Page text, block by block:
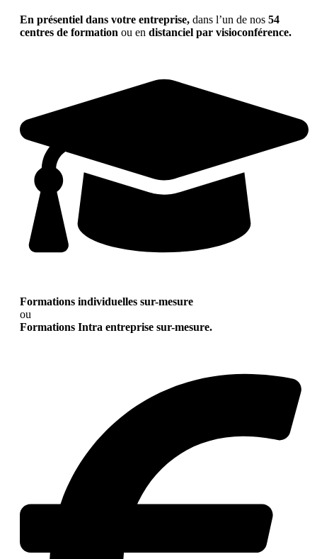
En présentiel dans votre entreprise, dans l’un de nos 54
centres de formation ou en distanciel par visioconférence.
Formations individuelles sur-mesure
ou
Formations Intra entreprise sur-mesure.